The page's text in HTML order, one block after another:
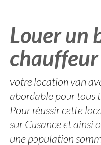
Louer un
chauffeur
votre location van
abordable pour tous
Pour réussir cette
sur Cusance et ainsi
une population